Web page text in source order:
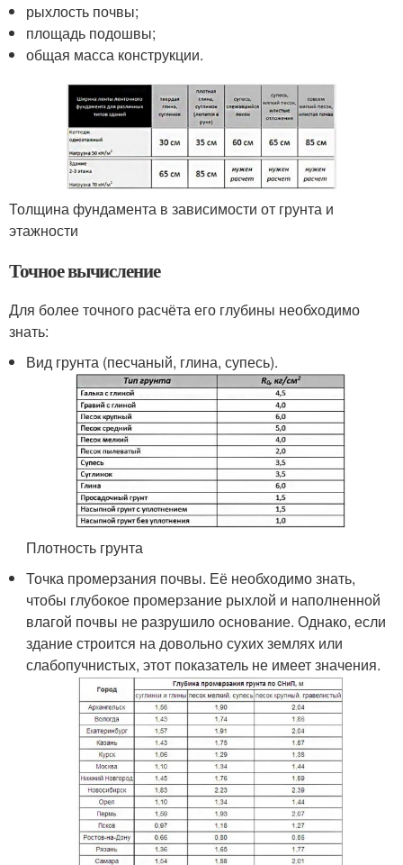
рыхлость почвы;
площадь подошвы;
общая масса конструкции.
Толщина фундамента в зависимости от грунта и
этажности
Точное вычисление
Для более точного расчёта его глубины необходимо
знать:
Вид грунта (песчаный, глина, супесь).
Плотность грунта
Точка промерзания почвы. Её необходимо знать,
чтобы глубокое промерзание рыхлой и наполненной
влагой почвы не разрушило основание. Однако, если
здание строится на довольно сухих землях или
слабопучнистых, этот показатель не имеет значения.